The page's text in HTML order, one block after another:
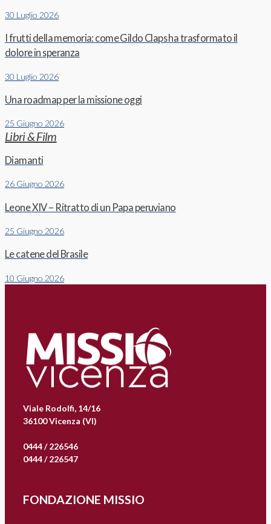
30 Luglio 2026
I frutti della memoria: come Gildo Claps ha trasformato il
dolore in speranza
30 Luglio 2026
Una roadmap per la missione oggi
25 Giugno 2026
Libri & Film
Diamanti
26 Giugno 2026
Leone XIV – Ritratto di un Papa peruviano
25 Giugno 2026
Le catene del Brasile
10 Giugno 2026
Viale Rodolfi, 14/16
36100 Vicenza (VI)
0444 / 226546
0444 / 226547
FONDAZIONE MISSIO